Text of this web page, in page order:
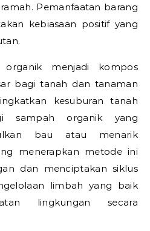
Pemanfaatan barang
kebiasaan positif yang
organik menjadi kompos
bagi tanah dan tanaman
kesuburan tanah
sampah organik yang
bau atau menarik
menerapkan metode ini
dan menciptakan siklus
limbah yang baik
lingkungan secara